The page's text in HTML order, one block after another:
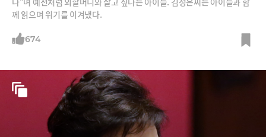
께 읽으며 위기를 이겨냈다.
674